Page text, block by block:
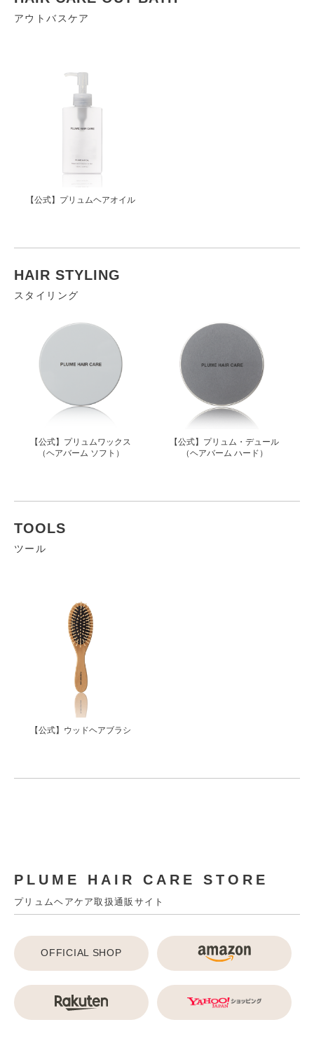
アウトバスケア
【公式】プリュムヘアオイル
HAIR STYLING
スタイリング
【公式】プリュムワックス
（ヘアバーム ソフト）
【公式】プリュム・デュール
（ヘアバーム ハード）
TOOLS
ツール
【公式】ウッドヘアブラシ
PLUME HAIR CARE STORE
プリュムヘアケア取扱通販サイト
OFFICIAL SHOP